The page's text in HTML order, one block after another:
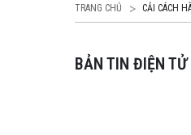
TRANG CHỦ CẢI CÁCH
BẢN TIN ĐIỆN